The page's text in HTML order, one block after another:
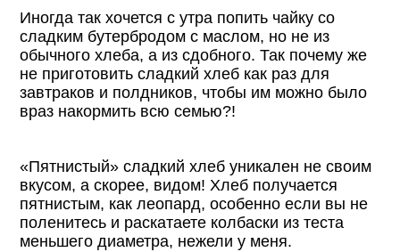
Иногда так хочется с утра попить чайку со
сладким бутербродом с маслом, но не из
обычного хлеба, а из сдобного. Так почему же
не приготовить сладкий хлеб как раз для
завтраков и полдников, чтобы им можно было
враз накормить всю семью?!
«Пятнистый» сладкий хлеб уникален не своим
вкусом, а скорее, видом! Хлеб получается
пятнистым, как леопард, особенно если вы не
поленитесь и раскатаете колбаски из теста
меньшего диаметра, нежели у меня.